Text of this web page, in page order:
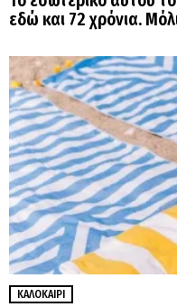
εδώ και 72 χρόνια.
ΚΑΛΟΚΑΊΡΙ